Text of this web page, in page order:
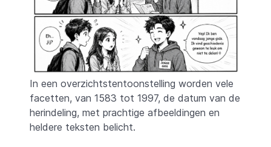
In een overzichtstentoonstelling worden vele
facetten, van 1583 tot 1997, de datum van de
herindeling, met prachtige afbeeldingen en
heldere teksten belicht.